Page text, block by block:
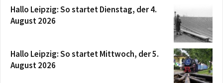
Hallo Leipzig: So startet Dienstag, der 4.
August 2026
Hallo Leipzig: So startet Mittwoch, der 5.
August 2026